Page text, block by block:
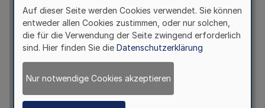
Auf dieser Seite werden Cookies verwendet. Sie können
entweder allen Cookies zustimmen, oder nur solchen,
die für die Verwendung der Seite zwingend erforderlich
sind. Hier finden Sie die Datenschutzerklärung
Nur notwendige Cookies akzeptieren